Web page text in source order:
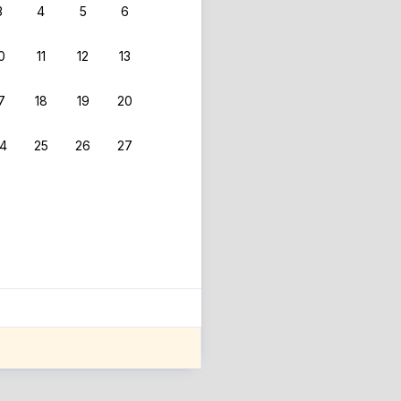
4 5 6
11 12 13
18 19 20
25 26 27